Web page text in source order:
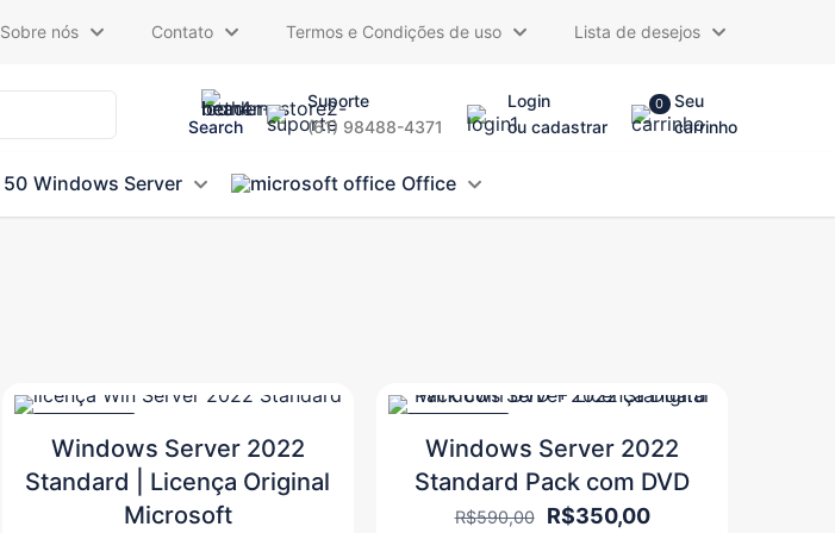
Sobre nós Contato Termos e Condições de uso Lista de desejos
Search
Suporte
(61) 98488-4371
Login
ou cadastrar
0
Seu
carrinho
Windows Server Office
Windows Server 2022
Standard | Licença Original
Microsoft
Windows Server 2022
Standard Pack com DVD
R$590,00
O
R$350,00O